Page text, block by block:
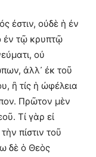
ἐστιν, οὐδὲ ἡ ἐν
ἐν τῷ κρυπτῷ
οὐ
ἀλλ᾿ ἐκ τοῦ
ἢ τίς ἡ ὠφέλεια
Πρῶτον μὲν
Τί γὰρ εἰ
πίστιν τοῦ
δὲ ὁ Θεὸς